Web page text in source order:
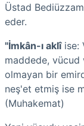
Üstad
eder.
"İmkân-ı aklîise:
maddede,
olmayan bir
neş'et etmiş ise
(Muhakemat)